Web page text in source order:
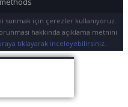
sunmak için çerezler kullanıyoruz.
hakkında açıklama metnini
tıklayarak inceleyebilirsiniz.